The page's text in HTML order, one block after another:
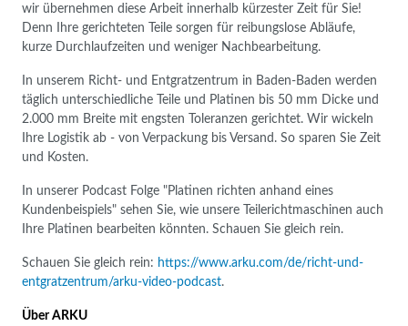
wir übernehmen diese Arbeit innerhalb kürzester Zeit für Sie!
Denn Ihre gerichteten Teile sorgen für reibungslose Abläufe,
kurze Durchlaufzeiten und weniger Nachbearbeitung.
In unserem Richt- und Entgratzentrum in Baden-Baden werden
täglich unterschiedliche Teile und Platinen bis 50 mm Dicke und
2.000 mm Breite mit engsten Toleranzen gerichtet. Wir wickeln
Ihre Logistik ab - von Verpackung bis Versand. So sparen Sie Zeit
und Kosten.
In unserer Podcast Folge "Platinen richten anhand eines
Kundenbeispiels" sehen Sie, wie unsere Teilerichtmaschinen auch
Ihre Platinen bearbeiten könnten. Schauen Sie gleich rein.
Schauen Sie gleich rein: https://www.arku.com/de/richt-und-
entgratzentrum/arku-video-podcast.
Über ARKU